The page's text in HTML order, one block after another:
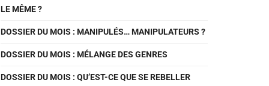
LE MÊME ?
DOSSIER DU MOIS : MANIPULÉS… MANIPULATEURS ?
DOSSIER DU MOIS : MÉLANGE DES GENRES
DOSSIER DU MOIS : QU’EST-CE QUE SE REBELLER